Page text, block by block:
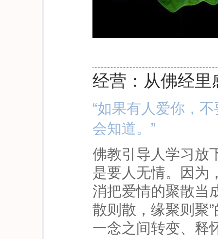
经营：从佛经里
“如果有人爱你，
会知道。”
佛教引导人学习放
是要人无情。因为
消把爱情的聚散当
散则散，缘聚则聚
一念之间转变、释